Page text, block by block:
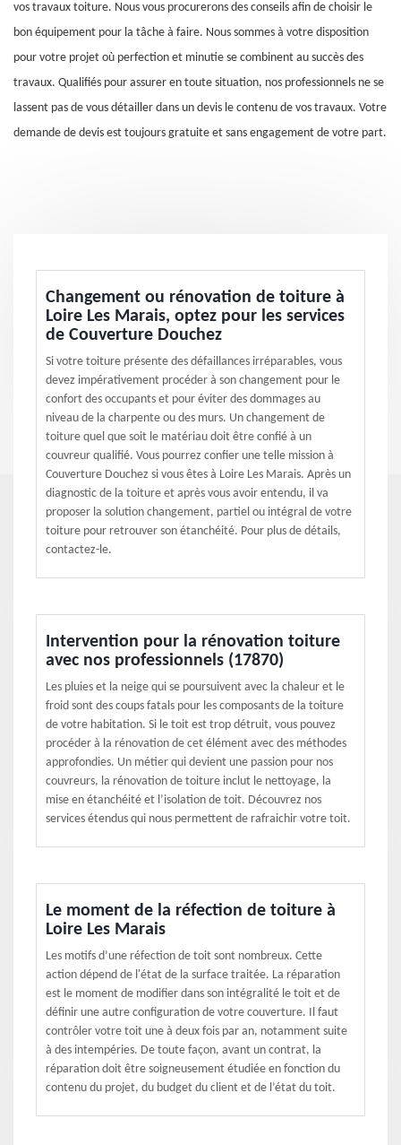
vos travaux toiture. Nous vous procurerons des conseils afin de choisir le
bon équipement pour la tâche à faire. Nous sommes à votre disposition
pour votre projet où perfection et minutie se combinent au succès des
travaux. Qualifiés pour assurer en toute situation, nos professionnels ne se
lassent pas de vous détailler dans un devis le contenu de vos travaux. Votre
demande de devis est toujours gratuite et sans engagement de votre part.
Changement ou rénovation de toiture à
Loire Les Marais, optez pour les services
de Couverture Douchez
Si votre toiture présente des défaillances irréparables, vous
devez impérativement procéder à son changement pour le
confort des occupants et pour éviter des dommages au
niveau de la charpente ou des murs. Un changement de
toiture quel que soit le matériau doit être confié à un
couvreur qualifié. Vous pourrez confier une telle mission à
Couverture Douchez si vous êtes à Loire Les Marais. Après un
diagnostic de la toiture et après vous avoir entendu, il va
proposer la solution changement, partiel ou intégral de votre
toiture pour retrouver son étanchéité. Pour plus de détails,
contactez-le.
Intervention pour la rénovation toiture
avec nos professionnels (17870)
Les pluies et la neige qui se poursuivent avec la chaleur et le
froid sont des coups fatals pour les composants de la toiture
de votre habitation. Si le toit est trop détruit, vous pouvez
procéder à la rénovation de cet élément avec des méthodes
approfondies. Un métier qui devient une passion pour nos
couvreurs, la rénovation de toiture inclut le nettoyage, la
mise en étanchéité et l’isolation de toit. Découvrez nos
services étendus qui nous permettent de rafraichir votre toit.
Le moment de la réfection de toiture à
Loire Les Marais
Les motifs d’une réfection de toit sont nombreux. Cette
action dépend de l'état de la surface traitée. La réparation
est le moment de modifier dans son intégralité le toit et de
définir une autre configuration de votre couverture. Il faut
contrôler votre toit une à deux fois par an, notamment suite
à des intempéries. De toute façon, avant un contrat, la
réparation doit être soigneusement étudiée en fonction du
contenu du projet, du budget du client et de l’état du toit.